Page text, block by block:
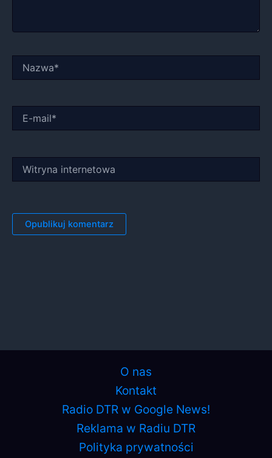
mail*
internetowa
O nas
Kontakt
Radio DTR w Google News!
Reklama w Radiu DTR
Polityka prywatności